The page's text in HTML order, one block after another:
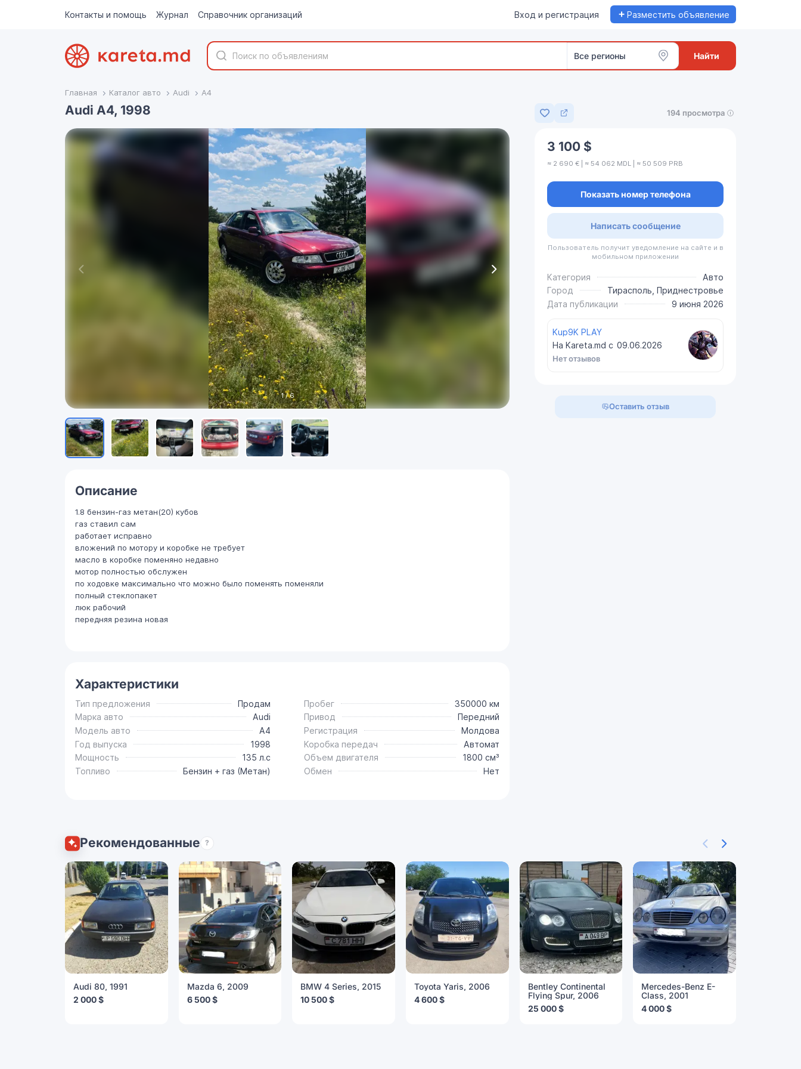
Контакты и помощь Журнал Справочник организаций Вход и регистрация + Разместить объявление
Все регионы Найти
Главная Каталог авто Audi A4
Audi A4, 1998
Добавить в избранное
194 просмотра
1/6
Описание
1.8 бензин-газ метан(20) кубов
газ ставил сам
работает исправно
вложений по мотору и коробке не требует
масло в коробке поменяно недавно
мотор полностью обслужен
по ходовке максимально что можно было поменять поменяли
полный стеклопакет
люк рабочий
передняя резина новая
Характеристики
Тип предложения
Продам
Марка авто
Audi
Модель авто
A4
Год выпуска
1998
Мощность
135 л.с
Топливо
Бензин + газ (Метан)
Пробег
350000 км
Привод
Передний
Регистрация
Молдова
Коробка передач
Автомат
Объем двигателя
1800 см³
Обмен
Нет
3 100 $
≈ 2 690 € | ≈ 54 062 MDL | ≈ 50 509 PRB
Показать номер телефона
Написать сообщение
Пользователь получит уведомление на сайте и в
мобильном приложении
Категория
Авто
Город
Тирасполь, Приднестровье
Дата публикации
9 июня 2026
Kup9K PLAY
На Kareta.md с 09.06.2026
Нет отзывов
Оставить отзыв
Рекомендованные ?
Audi 80, 1991
2 000 $
Mazda 6, 2009
6 500 $
BMW 4 Series, 2015
10 500 $
Toyota Yaris, 2006
4 600 $
Bentley Continental
Flying Spur, 2006
25 000 $
Mercedes-Benz E-
Class, 2001
4 000 $